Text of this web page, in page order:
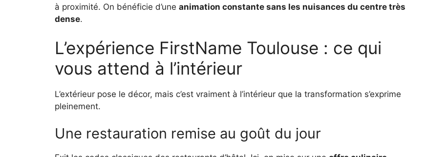
à proximité. On bénéficie d’une animation constante sans les nuisances du centre très
dense.
L’expérience FirstName Toulouse : ce qui
vous attend à l’intérieur
L’extérieur pose le décor, mais c’est vraiment à l’intérieur que la transformation s’exprime
pleinement.
Une restauration remise au goût du jour